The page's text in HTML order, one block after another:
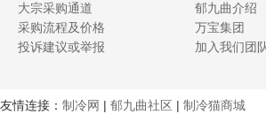
大宗采购通道
采购流程及价格
投诉建议或举报
郁九曲介绍
万宝集团
加入我们团
友情连接： 制冷网 | 郁九曲社区 | 制冷猫商城